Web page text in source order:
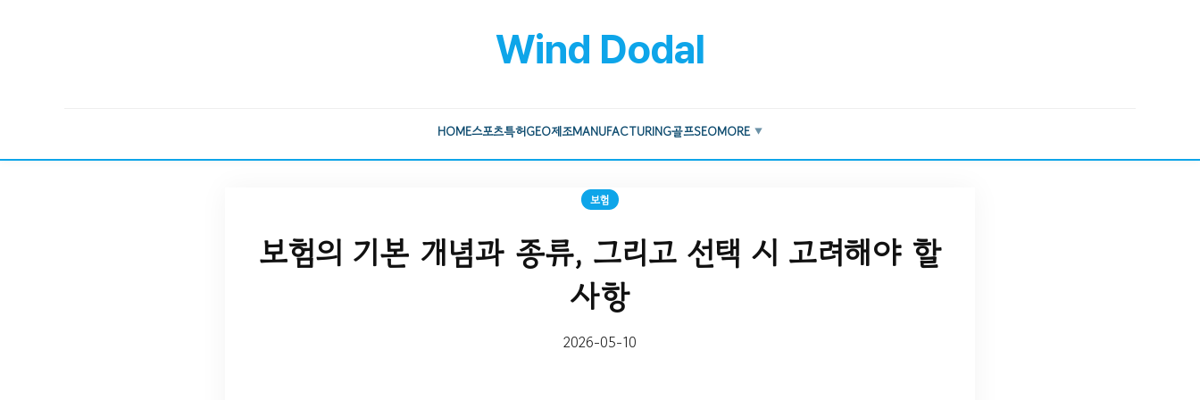
Wind Dodal
HOME스포츠특허GEO제조MANUFACTURING골프SEOMORE ▼
보험
보험의 기본 개념과 종류, 그리고 선택 시 고려해야 할
사항
2026-05-10